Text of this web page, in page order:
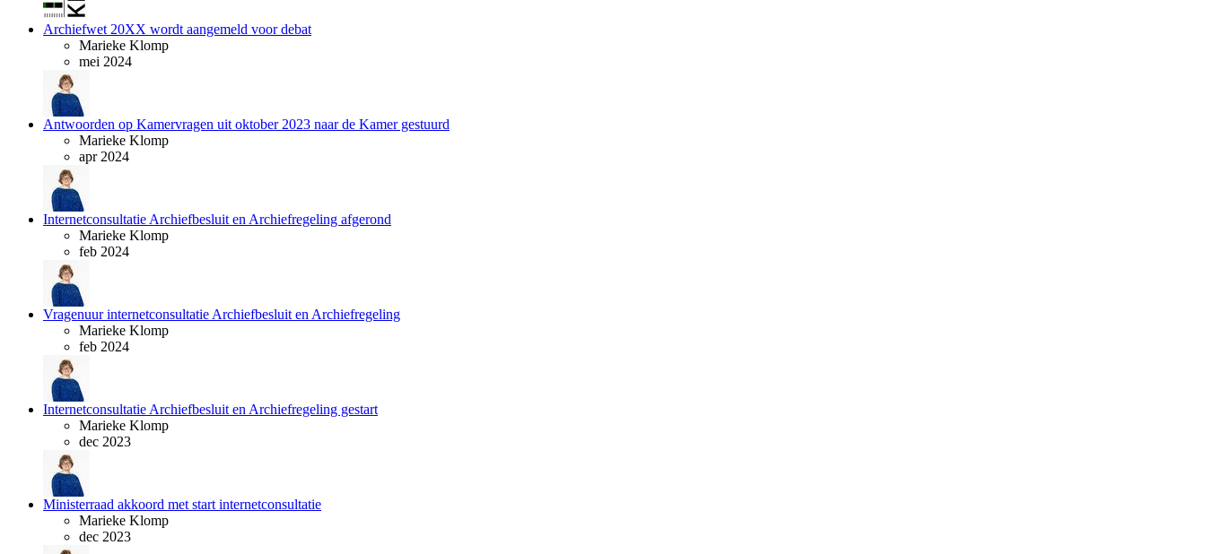
Archiefwet 20XX wordt aangemeld voor debat
Marieke Klomp
mei 2024
Antwoorden op Kamervragen uit oktober 2023 naar de Kamer gestuurd
Marieke Klomp
apr 2024
Internetconsultatie Archiefbesluit en Archiefregeling afgerond
Marieke Klomp
feb 2024
Vragenuur internetconsultatie Archiefbesluit en Archiefregeling
Marieke Klomp
feb 2024
Internetconsultatie Archiefbesluit en Archiefregeling gestart
Marieke Klomp
dec 2023
Ministerraad akkoord met start internetconsultatie
Marieke Klomp
dec 2023